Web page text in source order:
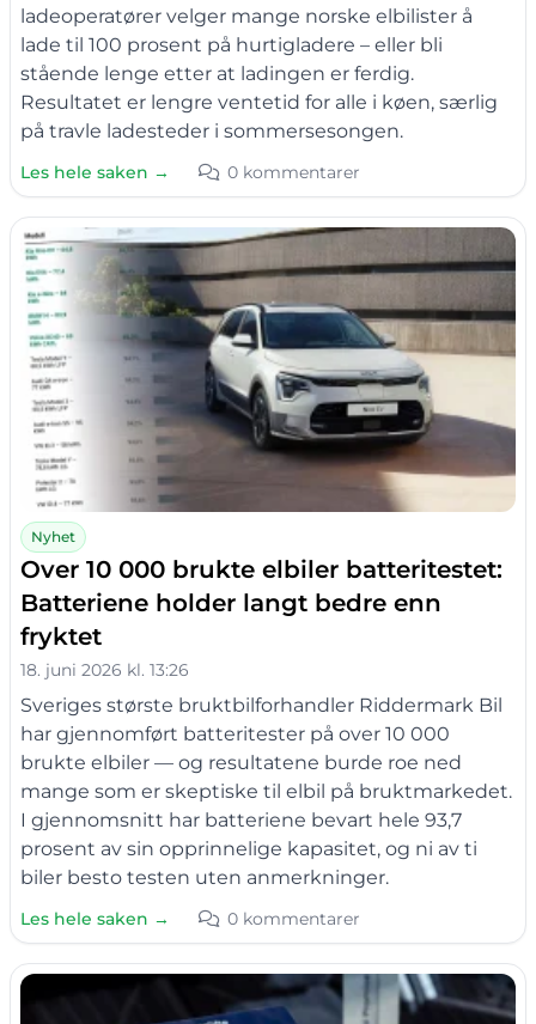
ladeoperatører velger mange norske elbilister å
lade til 100 prosent på hurtigladere – eller bli
stående lenge etter at ladingen er ferdig.
Resultatet er lengre ventetid for alle i køen, særlig
på travle ladesteder i sommersesongen.
Les hele saken → 0 kommentarer
Nyhet
Over 10 000 brukte elbiler batteritestet:
Batteriene holder langt bedre enn
fryktet
18. juni 2026 kl. 13:26
Sveriges største bruktbilforhandler Riddermark Bil
har gjennomført batteritester på over 10 000
brukte elbiler — og resultatene burde roe ned
mange som er skeptiske til elbil på bruktmarkedet.
I gjennomsnitt har batteriene bevart hele 93,7
prosent av sin opprinnelige kapasitet, og ni av ti
biler besto testen uten anmerkninger.
Les hele saken → 0 kommentarer